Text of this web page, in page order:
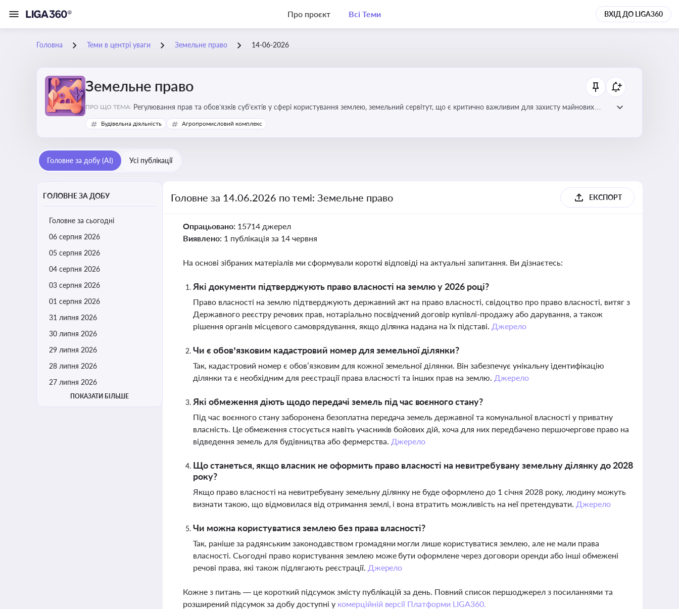
Про проєкт Всі Теми ВХІД ДО LIGA360
Головна Теми в центрі уваги Земельне право 14-06-2026
Земельне право
ПРО ЩО ТЕМА: Регулювання прав та обов’язків суб’єктів у сфері користування землею, земельний сервітут, що є критично важливим для захисту майнових
прав власників, орендарів та держави, а також для ефективного управління земельними ресурсами
Будівельна діяльність Агропромисловий комплекс
Головне за добу (AI) Усі публікації
ГОЛОВНЕ ЗА ДОБУ
Головне за сьогодні
06 серпня 2026
05 серпня 2026
04 серпня 2026
03 серпня 2026
01 серпня 2026
31 липня 2026
30 липня 2026
29 липня 2026
28 липня 2026
27 липня 2026
ПОКАЗАТИ БІЛЬШЕ
Головне за 14.06.2026 по темі: Земельне право ЕКСПОРТ
Опрацьовано: 15714 джерел
Виявлено: 1 публікація за 14 червня
На основі зібраних матеріалів ми сформували короткі відповіді на актуальні запитання. Ви дізнаєтесь:
Які документи підтверджують право власності на землю у 2026 році?
Право власності на землю підтверджують державний акт на право власності, свідоцтво про право власності, витяг з
Державного реєстру речових прав, нотаріально посвідчений договір купівлі-продажу або дарування, а також
рішення органів місцевого самоврядування, якщо ділянка надана на їх підставі. Джерело
Чи є обов’язковим кадастровий номер для земельної ділянки?
Так, кадастровий номер є обов’язковим для кожної земельної ділянки. Він забезпечує унікальну ідентифікацію
ділянки та є необхідним для реєстрації права власності та інших прав на землю. Джерело
Які обмеження діють щодо передачі земель під час воєнного стану?
Під час воєнного стану заборонена безоплатна передача земель державної та комунальної власності у приватну
власність. Це обмеження стосується навіть учасників бойових дій, хоча для них передбачено першочергове право на
відведення земель для будівництва або фермерства. Джерело
Що станеться, якщо власник не оформить право власності на невитребувану земельну ділянку до 2028
року?
Якщо право власності на невитребувану земельну ділянку не буде оформлено до 1 січня 2028 року, людину можуть
визнати такою, що відмовилася від отримання землі, і вона втратить можливість на неї претендувати. Джерело
Чи можна користуватися землею без права власності?
Так, раніше за радянським законодавством громадяни могли лише користуватися землею, але не мали права
власності. Сьогодні право користування землею може бути оформлене через договори оренди або інші обмежені
речові права, які також підлягають реєстрації. Джерело
Кожне з питань — це короткий підсумок змісту публікацій за день. Повний список першоджерел з посиланнями та
розширений підсумок за добу доступні у комерційній версії Платформи LIGA360.